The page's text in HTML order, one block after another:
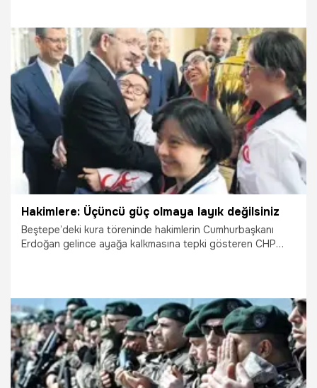
21.03.2018 Siyaset
Hakimlere: Üçüncü güç olmaya layık değilsiniz
Beştepe’deki kura töreninde hakimlerin Cumhurbaşkanı
Erdoğan gelince ayağa kalkmasına tepki gösteren CHP
20.03.2018 Siyaset